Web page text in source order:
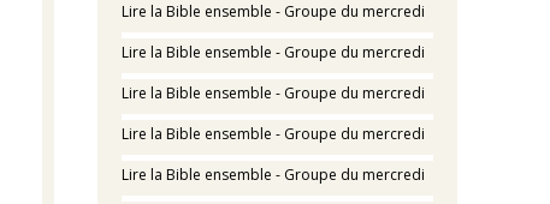
Lire la Bible ensemble - Groupe du mercredi
Lire la Bible ensemble - Groupe du mercredi
Lire la Bible ensemble - Groupe du mercredi
Lire la Bible ensemble - Groupe du mercredi
Lire la Bible ensemble - Groupe du mercredi